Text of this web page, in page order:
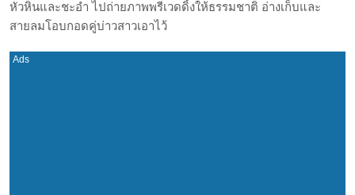
หัวหินและชะอำ ไปถ่ายภาพพรีเวดดิ้งให้ธรรมชาติ อ่างเก็บและ
สายลมโอบกอดคู่บ่าวสาวเอาไว้